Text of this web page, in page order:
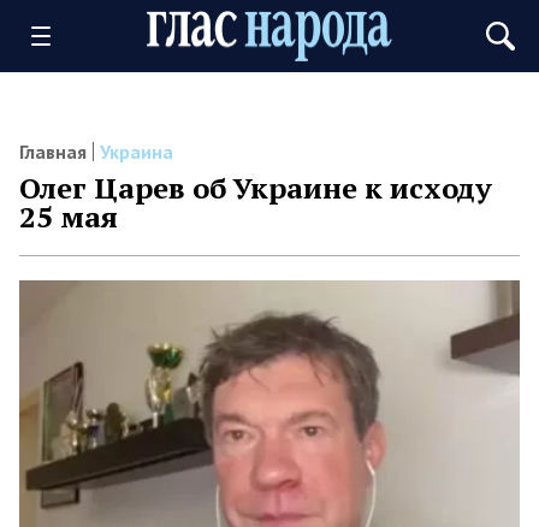
Главная Украина
Олег Царев об Украине к исходу
25 мая